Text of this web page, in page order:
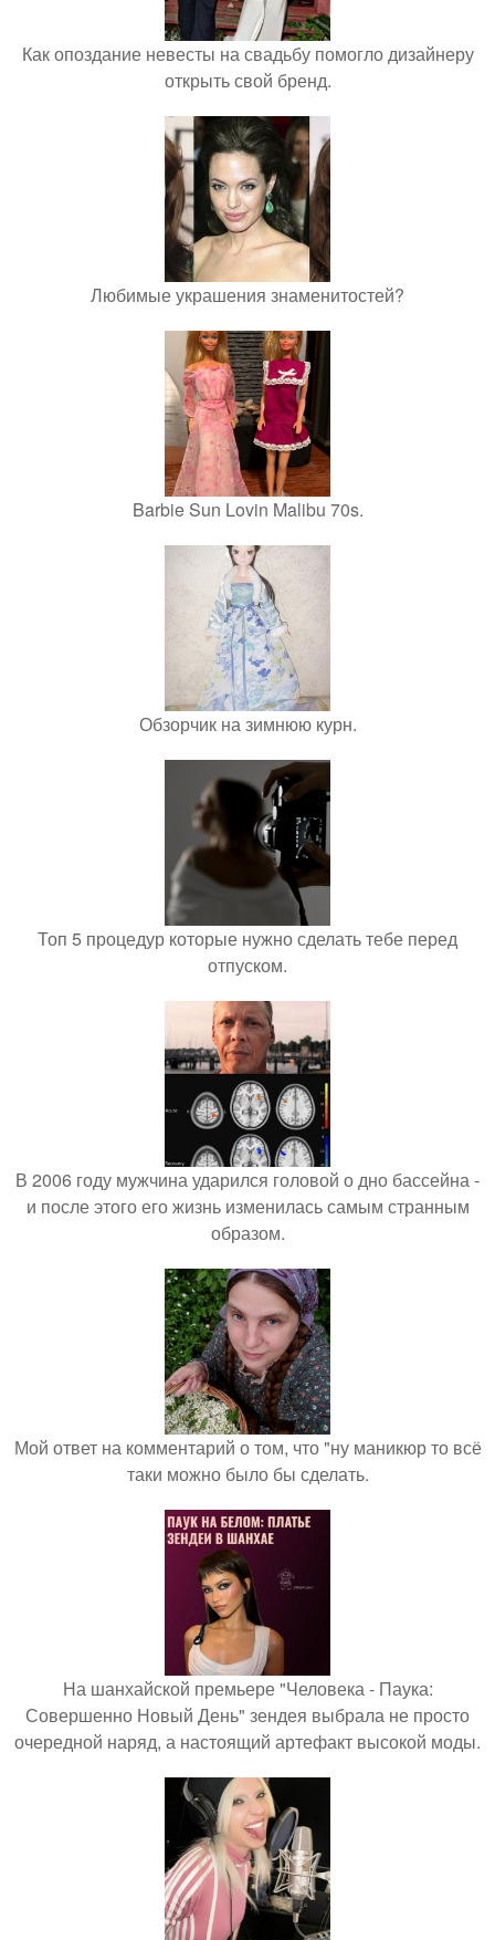
Как опоздание невесты на свадьбу помогло дизайнеру
открыть свой бренд.
Любимые украшения знаменитостей?
Barbie Sun Lovin Malibu 70s.
Обзорчик на зимнюю курн.
Топ 5 процедур которые нужно сделать тебе перед
отпуском.
В 2006 году мужчина ударился головой о дно бассейна -
и после этого его жизнь изменилась самым странным
образом.
Мой ответ на комментарий о том, что "ну маникюр то всё
таки можно было бы сделать.
На шанхайской премьере "Человека - Паука:
Совершенно Новый День" зендея выбрала не просто
очередной наряд, а настоящий артефакт высокой моды.